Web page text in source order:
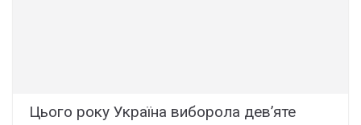
Цього року Україна виборола дев’яте